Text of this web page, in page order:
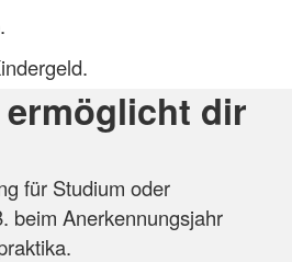
ermöglicht dir
für Studium oder
beim Anerkennungsjahr